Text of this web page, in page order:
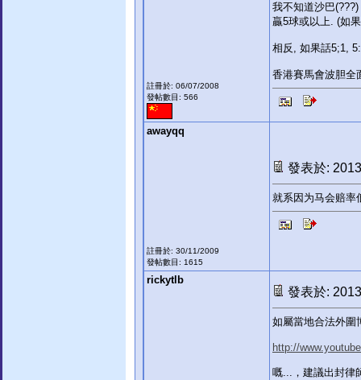
註冊於: 06/07/2008
發帖數目: 566
我不知道沙巴
贏5球或以上. (如
相反, 如果話5;1,
香港賽馬會波胆全
awayqq
註冊於: 30/11/2009
發帖數目: 1615
發表於:
就系因为马会赔率
rickytlb
發表於:
如屬當地合法外圍
http://
嘅...，建議出封律